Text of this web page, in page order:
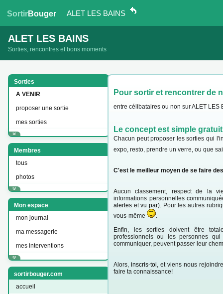
SortirBouger ALET LES BAINS
ALET LES BAINS
Sorties, rencontres et bons moments
Sorties
A VENIR
proposer une sortie
mes sorties
Membres
tous
photos
Mon espace
mon journal
ma messagerie
mes interventions
sortirbouger.com
accueil
Pour sortir et rencontrer de
entre célibataires ou non sur ALET LES
Le concept est simple
Chacun peut proposer les sorties qui
expo, resto, prendre un verre, ou que
C'est le meilleur moyen de se faire
Aucun classement, respect de la
informations personnelles
alertes etvu par). Pour les autres
vous-même
.
Enfin, les sorties doivent être
professionnels ou les personnes
communiquer, peuvent passer leur
Alors, inscris-toi, et viens nous
faire ta connaissance!